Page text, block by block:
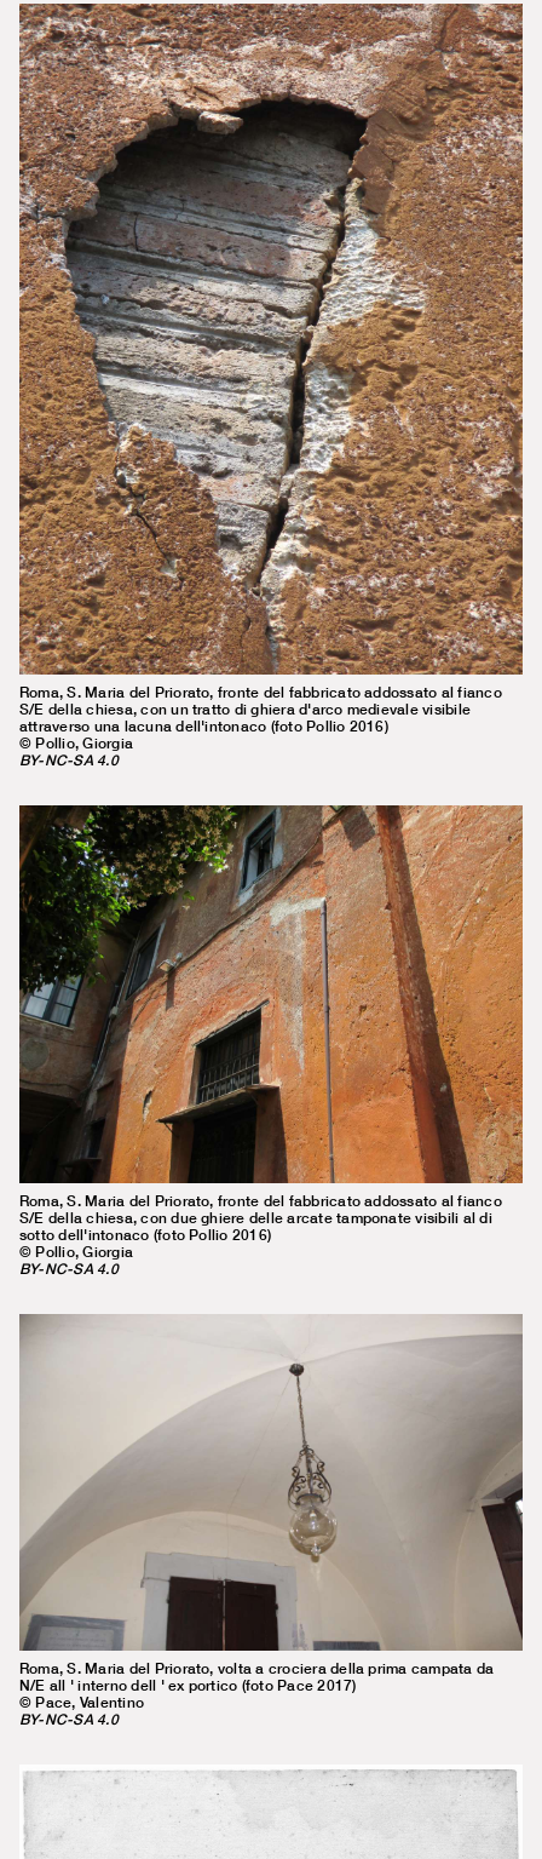
Roma, S. Maria del Priorato, fronte del fabbricato addossato al fianco
S/E della chiesa, con un tratto di ghiera d'arco medievale visibile
attraverso una lacuna dell'intonaco (foto Pollio 2016)
© Pollio, Giorgia
BY-NC-SA 4.0
Roma, S. Maria del Priorato, fronte del fabbricato addossato al fianco
S/E della chiesa, con due ghiere delle arcate tamponate visibili al di
sotto dell'intonaco (foto Pollio 2016)
© Pollio, Giorgia
BY-NC-SA 4.0
Roma, S. Maria del Priorato, volta a crociera della prima campata da
N/E all ' interno dell ' ex portico (foto Pace 2017)
© Pace, Valentino
BY-NC-SA 4.0